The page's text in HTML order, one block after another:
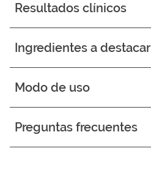
Resultados clínicos
Ingredientes a destacar
Modo de uso
Preguntas frecuentes